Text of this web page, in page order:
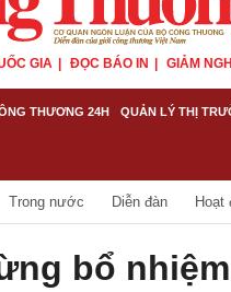
GIA ĐỌC BÁO IN GIẢM
THƯƠNG 24H QUẢN LÝ THỊ
Trong nước Diễn đàn Hoạt
bổ